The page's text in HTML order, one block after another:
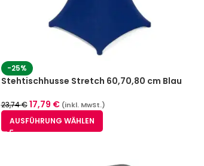
-25%
Stehtischhusse Stretch 60,70,80 cm Blau
23,74€ 17,79 € (inkl. MwSt.)
AUSFÜHRUNG WÄHLEN